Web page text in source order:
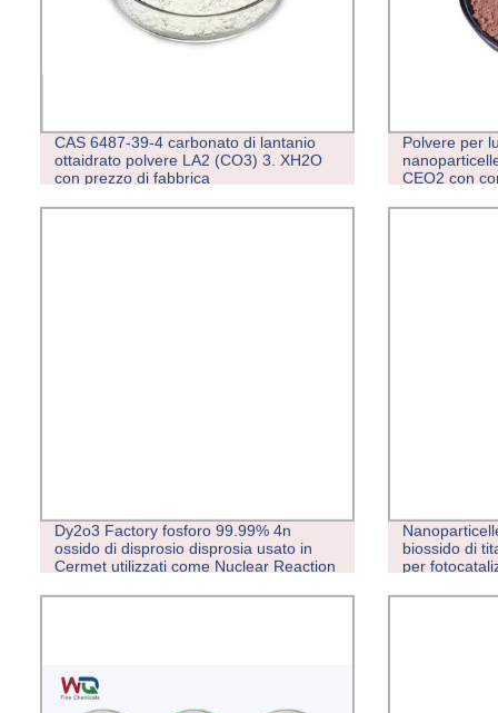
CAS 6487-39-4 carbonato di lantanio
ottaidrato polvere LA2 (CO3) 3. XH2O
con prezzo di fabbrica
Polvere per
CEO2 con
Dy2o3 Factory fosforo 99.99% 4n
ossido di disprosio disprosia usato in
Cermet utilizzati come Nuclear Reaction
metallico Lampade
biossido di
per